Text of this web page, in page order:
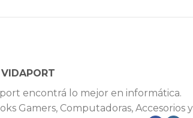
encontrá lo mejor en informática.
Gamers, Computadoras, Accesorios y